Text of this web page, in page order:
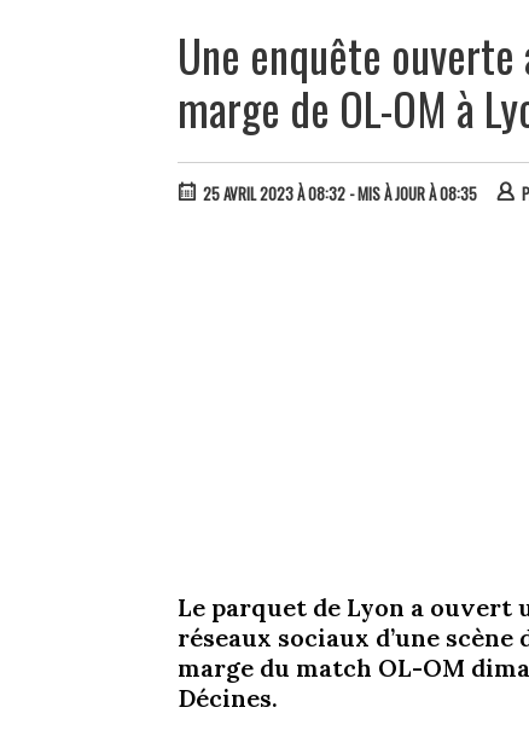
Une enquête
marge de OL-OM à
25 AVRIL 2023 À 08:32 - MIS À JOUR À 08:35
Le parquet de Lyon a ouvert
réseaux sociaux d’une
marge du match OL-OM
Décines.